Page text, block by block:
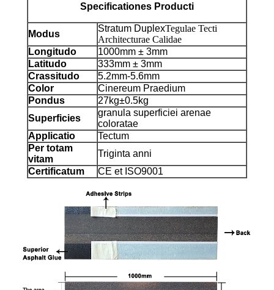
Specificationes Producti
Modus
Stratum DuplexTegulae Tecti
Architecturae Calidae
Longitudo
1000mm ± 3mm
Latitudo
333mm ± 3mm
Crassitudo
5.2mm-5.6mm
Color
Cinereum Praedium
Pondus
27kg±0.5kg
Superficies
granula superficiei arenae
coloratae
Applicatio
Tectum
Per totam
vitam
Triginta anni
Certificatum
CE et ISO9001